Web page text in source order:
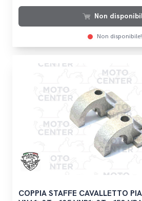
Non
Non disponibile!
COPPIA STAFFE CAVALLETTO